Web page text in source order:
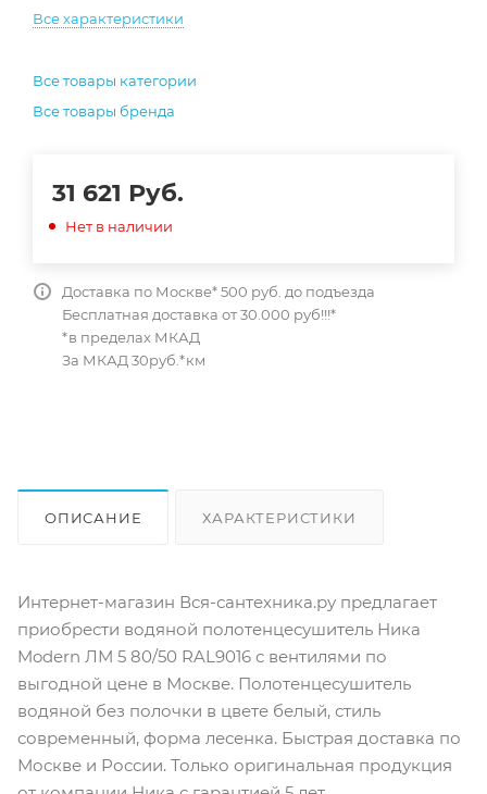
Все характеристики
Все товары категории
Все товары бренда
31 621 Руб.
Нет в наличии
Доставка по Москве* 500 руб. до подъезда
Бесплатная доставка от 30.000 руб!!!*
*в пределах МКАД
За МКАД 30руб.*км
ОПИСАНИЕ ХАРАКТЕРИСТИКИ
Интернет-магазин Вся-сантехника.ру предлагает
приобрести водяной полотенцесушитель Ника
Modern ЛМ 5 80/50 RAL9016 с вентилями по
выгодной цене в Москве. Полотенцесушитель
водяной без полочки в цвете белый, стиль
современный, форма лесенка. Быстрая доставка по
Москве и России. Только оригинальная продукция